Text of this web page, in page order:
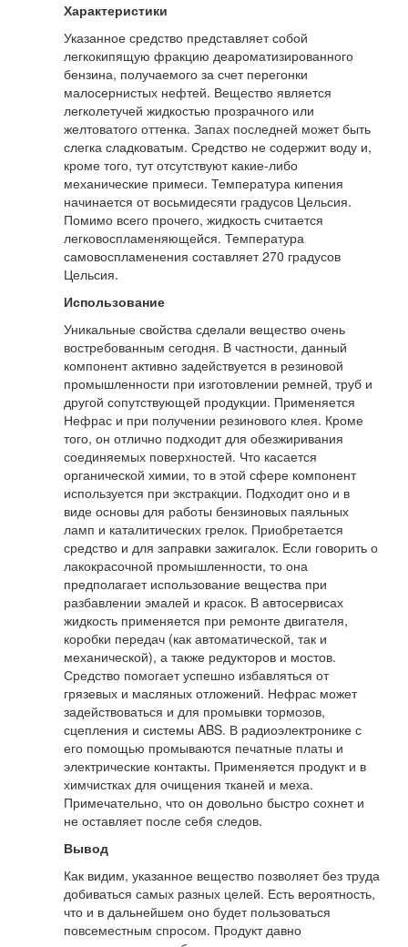
Характеристики
Указанное средство представляет собой
легкокипящую фракцию деароматизированного
бензина, получаемого за счет перегонки
малосернистых нефтей. Вещество является
легколетучей жидкостью прозрачного или
желтоватого оттенка. Запах последней может быть
слегка сладковатым. Средство не содержит воду и,
кроме того, тут отсутствуют какие-либо
механические примеси. Температура кипения
начинается от восьмидесяти градусов Цельсия.
Помимо всего прочего, жидкость считается
легковоспламеняющейся. Температура
самовоспламенения составляет 270 градусов
Цельсия.
Использование
Уникальные свойства сделали вещество очень
востребованным сегодня. В частности, данный
компонент активно задействуется в резиновой
промышленности при изготовлении ремней, труб и
другой сопутствующей продукции. Применяется
Нефрас и при получении резинового клея. Кроме
того, он отлично подходит для обезжиривания
соединяемых поверхностей. Что касается
органической химии, то в этой сфере компонент
используется при экстракции. Подходит оно и в
виде основы для работы бензиновых паяльных
ламп и каталитических грелок. Приобретается
средство и для заправки зажигалок. Если говорить о
лакокрасочной промышленности, то она
предполагает использование вещества при
разбавлении эмалей и красок. В автосервисах
жидкость применяется при ремонте двигателя,
коробки передач (как автоматической, так и
механической), а также редукторов и мостов.
Средство помогает успешно избавляться от
грязевых и масляных отложений. Нефрас может
задействоваться и для промывки тормозов,
сцепления и системы ABS. В радиоэлектронике с
его помощью промываются печатные платы и
электрические контакты. Применяется продукт и в
химчистках для очищения тканей и меха.
Примечательно, что он довольно быстро сохнет и
не оставляет после себя следов.
Вывод
Как видим, указанное вещество позволяет без труда
добиваться самых разных целей. Есть вероятность,
что и в дальнейшем оно будет пользоваться
повсеместным спросом. Продукт давно